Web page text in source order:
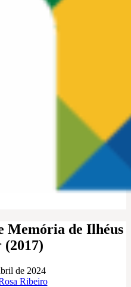
Memória de Ilhéus
(2017)
de 2024
Ribeiro